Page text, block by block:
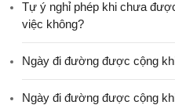
Tự ý nghỉ phép khi chưa
việc không?
Ngày đi đường được cộng
Ngày đi đường được cộng